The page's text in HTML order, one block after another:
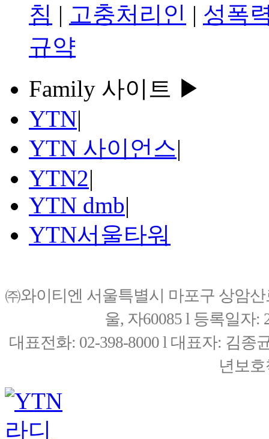
침 | 고충처리인 | 성폭
규약
Family 사이트 ▶
YTN|
YTN 사이언스|
YTN2|
YTN dmb|
YTN서울타워
㈜와이티엔 서울특별시 마포구 상암
울, 자60085 l 등록일자:
대표전화: 02-398-8000 l 대표자: 김종
년보